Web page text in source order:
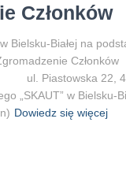
Członków
Bielsku-Białej na
Członków
ul. Piastowska 22,
„SKAUT” w Bielsku-
Dowiedz się więcej